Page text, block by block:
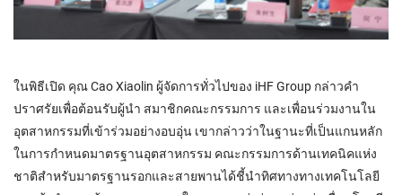
ในพิธีเปิด คุณ Cao Xiaolin ผู้จัดการทั่วไปของ iHF Group กล่าวคำ
ปราศรัยเพื่อต้อนรับผู้นำ สมาชิกคณะกรรมการ และเพื่อนร่วมงานใน
อุตสาหกรรมที่เข้าร่วมอย่างอบอุ่น เขากล่าวว่าในฐานะที่เป็นแกนหลัก
ในการกำหนดมาตรฐานอุตสาหกรรม คณะกรรมการด้านเทคนิคแห่ง
ชาติสำหรับมาตรฐานรอกและสายพานได้ชี้นำทิศทางทางเทคโนโลยี